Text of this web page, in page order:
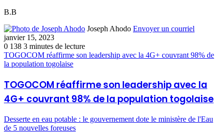
B.B
Joseph Ahodo Envoyer un courriel
janvier 15, 2023
0 138 3 minutes de lecture
TOGOCOM réaffirme son leadership avec la 4G+ couvrant 98% de
la population togolaise
TOGOCOM réaffirme son leadership avec la
4G+ couvrant 98% de la population togolaise
Desserte en eau potable : le gouvernement dote le ministère de l'Eau
de 5 nouvelles foreuses